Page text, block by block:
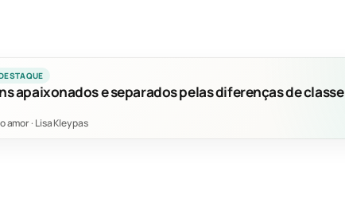
apaixonados e separados pelas diferenças de classe
amor · Lisa Kleypas